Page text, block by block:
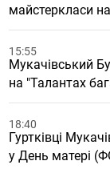
майстеркласи
15:55
Мукачівський
на "Талантах
18:40
Гуртківці
у День матері